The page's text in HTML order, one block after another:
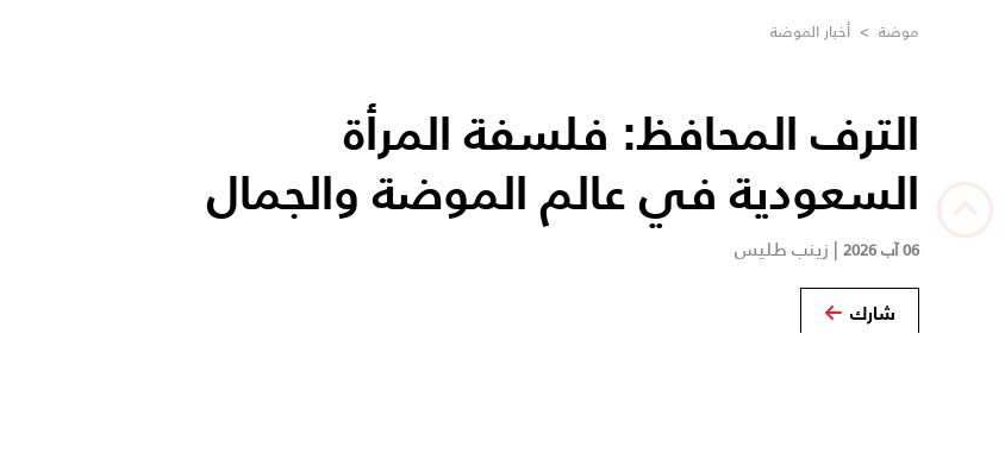
موضة > أخبار الموضة
الترف المحافظ: فلسفة المرأة
السعودية في عالم الموضة والجمال
06 آب 2026 | زينب طليس
شارك